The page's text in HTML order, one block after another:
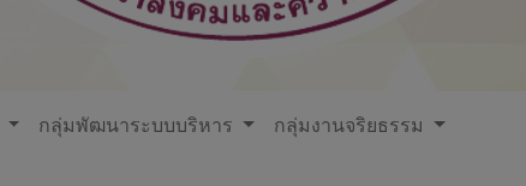
กลุ่มพัฒนาระบบบริหาร
กลุ่มงานจริยธรรม